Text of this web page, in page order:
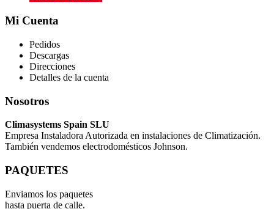
Mi Cuenta
Pedidos
Descargas
Direcciones
Detalles de la cuenta
Nosotros
Climasystems Spain SLU
Empresa Instaladora Autorizada en instalaciones de Climatización.
También vendemos electrodomésticos Johnson.
PAQUETES
Enviamos los paquetes
hasta puerta de calle.